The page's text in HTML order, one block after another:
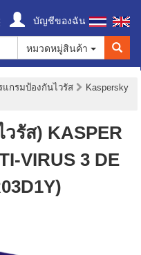
บัญชีของฉัน
หมวดหมู่สินค้า
แกรมป้องกันไวรัส
Kaspersky
รัส) KASPER
VIRUS 3 DE